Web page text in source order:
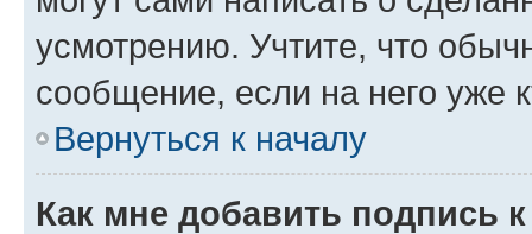
усмотрению. Учтите, что
сообщение, если на него уже
Вернуться к началу
Как мне добавить подпись